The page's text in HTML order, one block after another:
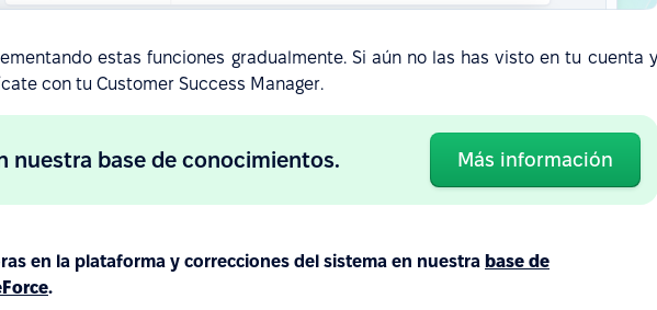
estas funciones gradualmente. Si aún no las has visto en tu cuenta y
con tu Customer Success Manager.
nuestra base de conocimientos. Más información
en la plataforma y correcciones del sistema en nuestra base de
.